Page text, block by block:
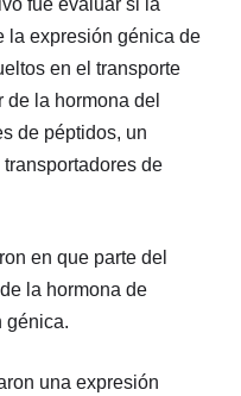
la expresión génica de
en el transporte
la hormona del
de péptidos, un
de
en que parte del
la hormona de
génica.
una expresión